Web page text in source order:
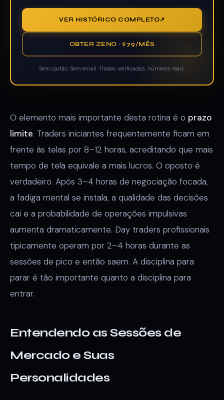
VER HISTÓRICO COMPLETO
OBTER ZENO · $79/MÊS
Sem cartão. Sem email. Trades verificados, números reais.
O elemento mais importante desta rotina é o prazo
limite. Traders iniciantes frequentemente ficam em
frente às telas por 8–12 horas, acreditando que mais
tempo de tela equivale a mais lucros. O oposto é
verdadeiro. Após 3–4 horas de negociação focada,
a fadiga mental se instala, a qualidade das decisões
cai e a probabilidade de operações impulsivas
aumenta dramaticamente. Day traders profissionais
tipicamente operam por 2–4 horas durante as
sessões de pico e então saem. A disciplina para
parar é tão importante quanto a disciplina para
entrar.
Entendendo as Sessões de
Mercado e Suas
Personalidades